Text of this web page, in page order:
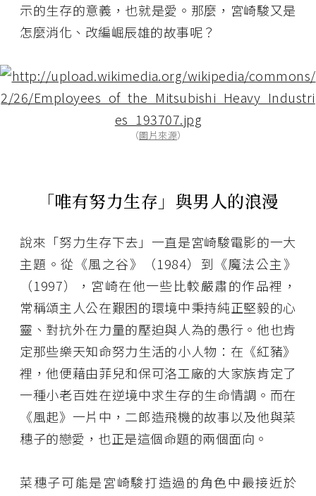
示的生存的意義，也就是愛。那麼，宮崎駿又是
怎麼消化、改編崛辰雄的故事呢？
（圖片來源）
「唯有努力生存」與男人的浪漫
說來「努力生存下去」一直是宮崎駿電影的一大
主題。從《風之谷》（1984）到《魔法公主》
（1997），宮崎在他一些比較嚴肅的作品裡，
常稱頌主人公在艱困的環境中秉持純正堅毅的心
靈、對抗外在力量的壓迫與人為的愚行。他也肯
定那些樂天知命努力生活的小人物：在《紅豬》
裡，他便藉由菲兒和保可洛工廠的大家族肯定了
一種小老百姓在逆境中求生存的生命情調。而在
《風起》一片中，二郎造飛機的故事以及他與菜
穗子的戀愛，也正是這個命題的兩個面向。
菜穗子可能是宮崎駿打造過的角色中最接近於